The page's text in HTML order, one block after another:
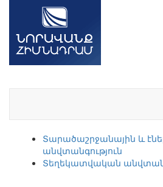
Տարածաշրջանային և
անվտանգություն
Տեղեկատվական